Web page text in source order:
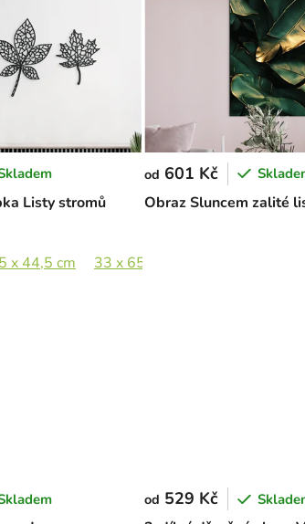
Listy stromů
x 44,5 cm 33 x 65 cm
Obraz Sluncem zalité
od 601 Kč
od 529 Kč